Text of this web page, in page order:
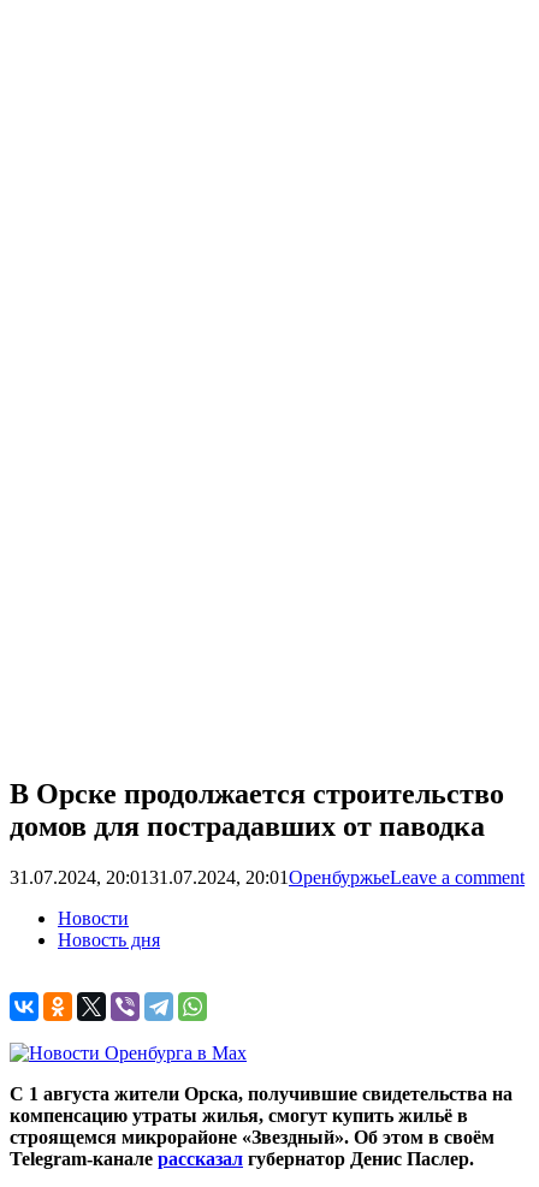
В Орске продолжается строительство
домов для пострадавших от паводка
31.07.2024, 20:0131.07.2024, 20:01ОренбуржьеLeave a comment
Новости
Новость дня
С 1 августа жители Орска, получившие свидетельства на
компенсацию утраты жилья, смогут купить жильё в
строящемся микрорайоне «Звездный». Об этом в своём
Telegram-канале рассказал губернатор Денис Паслер.